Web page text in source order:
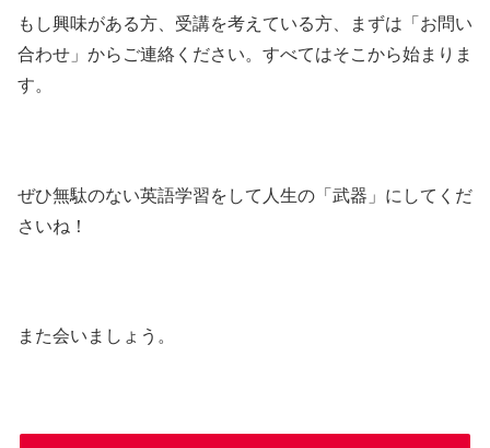
もし興味がある方、受講を考えている方、まずは「お問い
合わせ」からご連絡ください。すべてはそこから始まりま
す。
ぜひ無駄のない英語学習をして人生の「武器」にしてくだ
さいね！
また会いましょう。